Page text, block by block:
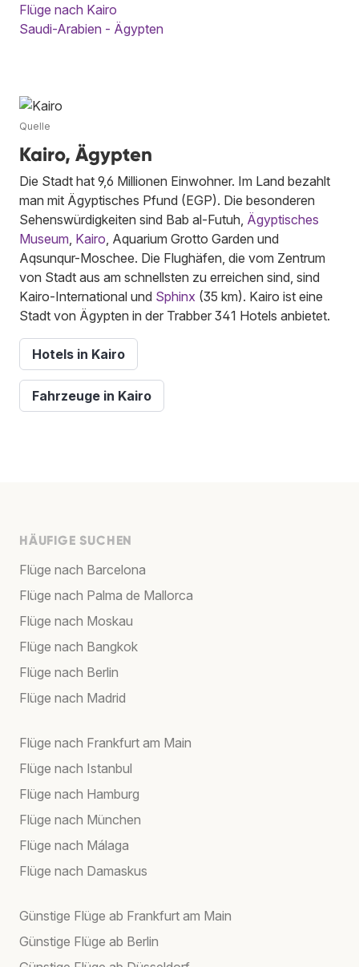
Flüge nach Kairo
Saudi-Arabien - Ägypten
Quelle
Kairo, Ägypten
Die Stadt hat 9,6 Millionen Einwohner. Im Land bezahlt
man mit Ägyptisches Pfund (EGP). Die besonderen
Sehenswürdigkeiten sind Bab al-Futuh, Ägyptisches
Museum Kairo , Aquarium Grotto Garden und
Aqsunqur-Moschee. Die Flughäfen, die vom Zentrum
von Stadt aus am schnellsten zu erreichen sind, sind
Kairo-International und Sphinx (35 km). Kairo ist eine
Stadt von Ägypten in der Trabber 341 Hotels anbietet.
Hotels in Kairo
Fahrzeuge in Kairo
HÄUFIGE SUCHEN
Flüge nach Barcelona
Flüge nach Palma de Mallorca
Flüge nach Moskau
Flüge nach Bangkok
Flüge nach Berlin
Flüge nach Madrid
Flüge nach Frankfurt am Main
Flüge nach Istanbul
Flüge nach Hamburg
Flüge nach München
Flüge nach Málaga
Flüge nach Damaskus
Günstige Flüge ab Frankfurt am Main
Günstige Flüge ab Berlin